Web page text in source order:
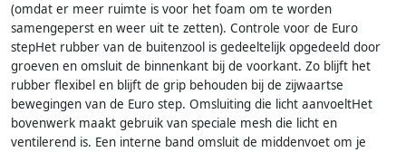
(omdat er meer ruimte is voor het foam om te worden
samengeperst en weer uit te zetten). Controle voor de Euro
stepHet rubber van de buitenzool is gedeeltelijk opgedeeld door
groeven en omsluit de binnenkant bij de voorkant. Zo blijft het
rubber flexibel en blijft de grip behouden bij de zijwaartse
bewegingen van de Euro step. Omsluiting die licht aanvoeltHet
bovenwerk maakt gebruik van speciale mesh die licht en
ventilerend is. Een interne band omsluit de middenvoet om je